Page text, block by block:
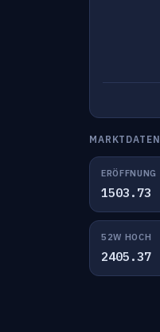
MARKTDATEN
ERÖFFNUNG
1503.73
52W HOCH
2405.37